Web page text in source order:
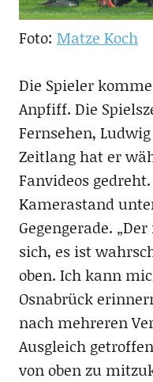
Foto: Matze Koch
Die Spieler
Anpfiff. Die
Fernsehen,
Zeitlang hat er
Fanvideos
Kamerastand
Gegengerade.
sich, es ist
oben. Ich kann
Osnabrück
nach mehreren
Ausgleich
von oben zu